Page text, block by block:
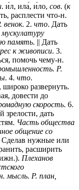
. и́л, ила́, и́ло, сов. (к
расплести что-н.
венок. 2. что. Дать
мускулатуру
память. || Дать
к живописи. 3.
помочь чему-н.
Р.
. 4. что.
развернуть.
довести до
скорость. 6.
зрелости, дать
Часть общества
общение со
Сделав нужные или
расширить
Плеханов
мысль. Р. план,